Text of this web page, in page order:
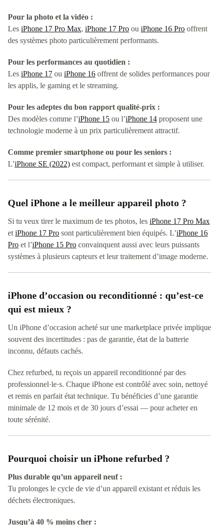
Pour la photo et la vidéo :
Les iPhone 17 Pro Max, iPhone 17 Pro ou iPhone 16 Pro offrent
des systèmes photo particulièrement performants.
Pour les performances au quotidien :
Les iPhone 17 ou iPhone 16 offrent de solides performances pour
les applis, le gaming et le streaming.
Pour les adeptes du bon rapport qualité-prix :
Des modèles comme l’iPhone 15 ou l’iPhone 14 proposent une
technologie moderne à un prix particulièrement attractif.
Comme premier smartphone ou pour les seniors :
L’iPhone SE (2022) est compact, performant et simple à utiliser.
Quel iPhone a le meilleur appareil photo ?
Si tu veux tirer le maximum de tes photos, les iPhone 17 Pro Max
et iPhone 17 Pro sont particulièrement bien équipés. L’iPhone 16
Pro et l’iPhone 15 Pro convainquent aussi avec leurs puissants
systèmes à plusieurs capteurs et leur traitement d’image moderne.
iPhone d’occasion ou reconditionné : qu’est-ce
qui est mieux ?
Un iPhone d’occasion acheté sur une marketplace privée implique
souvent des incertitudes : pas de garantie, état de la batterie
inconnu, défauts cachés.
Chez refurbed, tu reçois un appareil reconditionné par des
professionnel·le·s. Chaque iPhone est contrôlé avec soin, nettoyé
et remis en parfait état technique. Tu bénéficies d’une garantie
minimale de 12 mois et de 30 jours d’essai — pour acheter en
toute sérénité.
Pourquoi choisir un iPhone refurbed ?
Plus durable qu’un appareil neuf :
Tu prolonges le cycle de vie d’un appareil existant et réduis les
déchets électroniques.
Jusqu’à 40 % moins cher :